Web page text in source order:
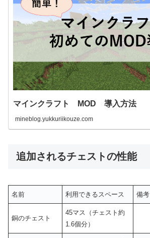
マインクラフト MOD 導入方法
mineblog.yukkuriikouze.com
追加されるチェストの性能
名前 利用できるスペース 備考
銅のチェスト
45マス（チェスト約
1.6個分）